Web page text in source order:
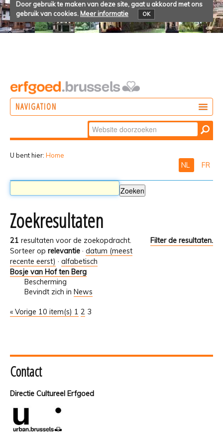
Door gebruik te maken van deze site, gaat u akkoord met ons
gebruik van cookies. Meer informatie OK
NAVIGATION
Zoek
Geavanceerd
U bent hier: Home
NL FR
Zoekresultaten
21 resultaten voor de zoekopdracht.
Filter de resultaten.
Sorteer op relevantie · datum (meest
recente eerst) · alfabetisch
Bosje van Hof ten Berg
Bescherming
Bevindt zich in News
« Vorige 10 item(s) 1 2 3
Contact
Directie Cultureel Erfgoed